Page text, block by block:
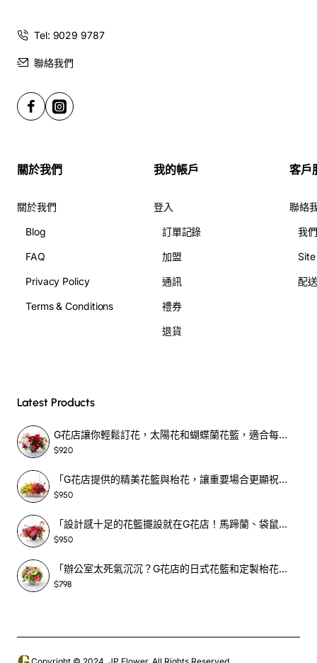
Tel: 9029 9787
聯絡我們
關於我們
關於我們
Blog
FAQ
Privacy Policy
Terms & Conditions
我的帳戶
登入
訂單記錄
加盟
通訊
禮券
退貨
客戶
聯絡
我
配
Latest Products
G花店讓你輕鬆訂花，太陽花和蝴蝶蘭花籃，適合每個重要時刻！-SF390
$920
「G花店提供的精美花籃與枱花，讓重要場合更顯祝賀與喜悅，適合各種用場！」-SF398
$950
「設計感十足的花籃擺設就在G花店！馬蹄蘭、袋鼠爪、罌粟花，為你的重大場合增光添彩！」-SF209
$950
「辦公室太死氣沉沉？G花店的日式花籃和定製枱花，為你帶來新鮮感！」-SF465
$798